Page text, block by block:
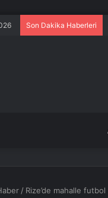
Son Dakika Haberleri
/ Rize’de mahalle futbol